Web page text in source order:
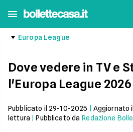
Europa League
Dove vedere in TV e
l'Europa League 2026
Pubblicato il 29-10-2025 Aggiornato il
lettura |Pubblicato da Redazione